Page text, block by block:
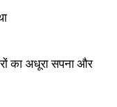
का अधूरा सपना और